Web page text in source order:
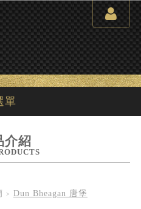
單
介紹
Dun Bheagan 唐堡